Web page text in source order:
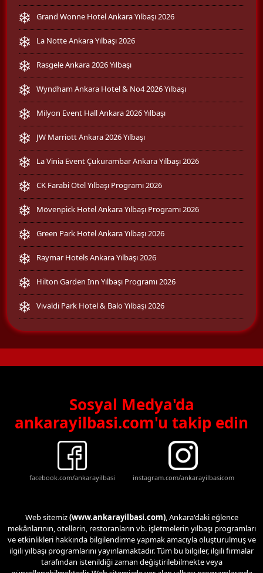
Grand Wonne Hotel Ankara Yılbaşı 2026
La Notte Ankara Yılbaşı 2026
Rasgele Ankara 2026 Yılbaşı
Wyndham Ankara Hotel & No4 2026 Yılbaşı
Milyon Event Hall Ankara 2026 Yılbaşı
JW Marriott Ankara 2026 Yılbaşı
La Vinia Event Çukurambar Ankara Yılbaşı 2026
CK Farabi Otel Yılbaşı Programı 2026
Mövenpick Hotel Ankara Yılbaşı Programı 2026
Green Park Hotel Ankara Yılbaşı 2026
Raymar Hotels Ankara Yılbaşı 2026
Hilton Garden Inn Yılbaşı Programı 2026
Vivaldi Park Hotel & Balo Yılbaşı 2026
Sosyal Medya'da
ankarayilbasi.com'u takip edin
facebook.com/ankarayilbasi instagram.com/ankarayilbasicom
Web sitemiz(www.ankarayilbasi.com), Ankara'daki eğlence
mekânlarının, otellerin, restoranların vb. işletmelerin yılbaşı programları
ve etkinlikleri hakkında bilgilendirme yapmak amacıyla oluşturulmuş ve
ilgili yılbaşı programlarını yayınlamaktadır. Tüm bu bilgiler, ilgili firmalar
tarafından istenildiği zaman değiştirilebilmekte veya